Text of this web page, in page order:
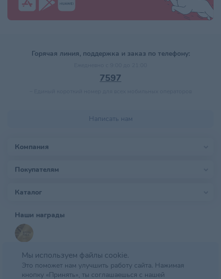
Горячая линия, поддержка и заказ по телефону:
7597
Написать нам
Компания
Покупателям
Каталог
Наши награды
Мы используем файлы cookie.
Это поможет нам улучшить работу сайта. Нажимая
кнопку «Принять», ты соглашаешься с нашей